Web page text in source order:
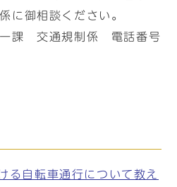
に御相談ください。
課 交通規制係 電話番号
る自転車通行について教え